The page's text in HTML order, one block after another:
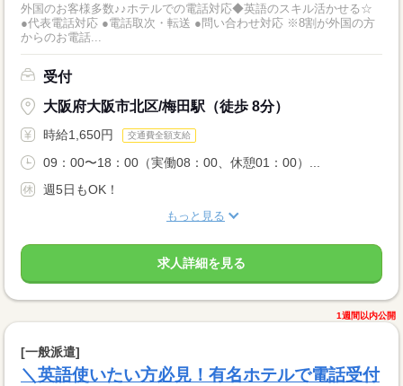
外国のお客様多数♪♪ホテルでの電話対応◆英語のスキル活かせる☆
●代表電話対応 ●電話取次・転送 ●問い合わせ対応 ※8割が外国の方
からのお電話...
受付
大阪府大阪市北区/梅田駅（徒歩 8分）
時給1,650円 交通費全額支給
09：00〜18：00（実働08：00、休憩01：00）...
週5日もOK！
もっと見る
求人詳細を見る
1週間以内公開
[一般派遣]
＼英語使いたい方必見！有名ホテルで電話受付